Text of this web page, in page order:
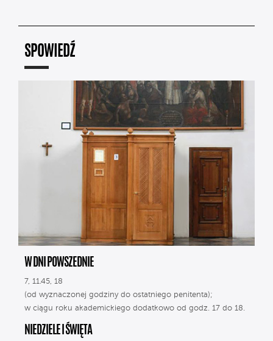
SPOWIEDŹ
W DNI POWSZEDNIE
7, 11.45, 18
(od wyznaczonej godziny do ostatniego penitenta);
w ciągu roku akademickiego dodatkowo od godz. 17 do 18.
NIEDZIELE I ŚWIĘTA